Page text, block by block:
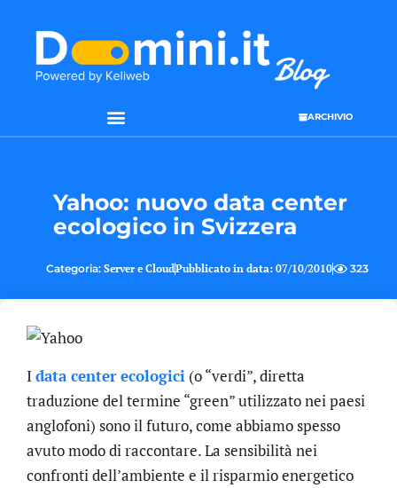
ARCHIVIO
Yahoo: nuovo data center
ecologico in Svizzera
Categoria: Server e CloudPubblicato in data: 07/10/2010 323
I data center ecologici (o “verdi”, diretta
traduzione del termine “green” utilizzato nei paesi
anglofoni) sono il futuro, come abbiamo spesso
avuto modo di raccontare. La sensibilità nei
confronti dell’ambiente e il risparmio energetico